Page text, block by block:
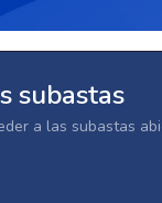
subastas
a las subastas